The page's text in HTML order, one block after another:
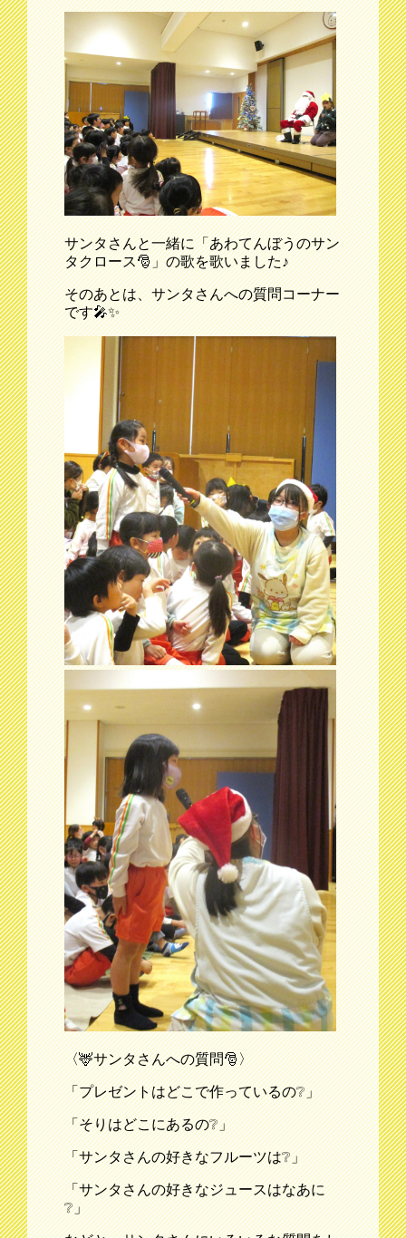
サンタさんと一緒に「あわてんぼうのサン
タクロース🎅」の歌を歌いました♪
そのあとは、サンタさんへの質問コーナー
です🎤✨
〈🦌サンタさんへの質問🎅〉
「プレゼントはどこで作っているの❔」
「そりはどこにあるの❔」
「サンタさんの好きなフルーツは❔」
「サンタさんの好きなジュースはなあに
❔」